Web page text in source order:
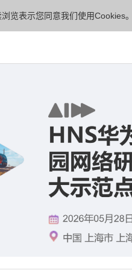
览表示您同意我们使用Cookies。